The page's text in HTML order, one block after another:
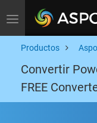
Toggle navigation
Productos
Convertir
FREE